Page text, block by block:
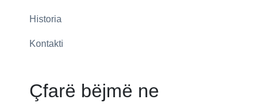
Historia
Kontakti
Çfarë bëjmë ne